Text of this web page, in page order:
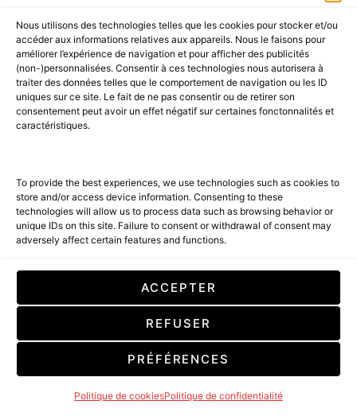
Nous utilisons des technologies telles que les cookies pour stocker et/ou
accéder aux informations relatives aux appareils. Nous le faisons pour
améliorer l’expérience de navigation et pour afficher des publicités
(non-)personnalisées. Consentir à ces technologies nous autorisera à
traiter des données telles que le comportement de navigation ou les ID
uniques sur ce site. Le fait de ne pas consentir ou de retirer son
consentement peut avoir un effet négatif sur certaines fonctonnalités et
caractéristiques.
To provide the best experiences, we use technologies such as cookies to
store and/or access device information. Consenting to these
technologies will allow us to process data such as browsing behavior or
unique IDs on this site. Failure to consent or withdrawal of consent may
adversely affect certain features and functions.
ACCEPTER
REFUSER
PRÉFÉRENCES
Politique de cookiesPolitique de confidentialité
THE RIGHT NUMBER MAGAZINE
NALENA INSPIRATIONS
BY RACKEL SELECTIONS
AMILCAR MAGAZINE & THE RIGHT MAGAZINE
ISSUE:
FNAC: Fnac subscription
CDISCOUNT: Subscription on Cdiscount
CLUB AMILCAR GROUP:
CLUB AMILCAR: Concierge & Luxury Shopping
AMILCAR LUXURY SELECTIONS – SHOPPING
AMILCAR TRAVEL by CLUB AMILCAR
AMILCAR SHOP GIFT CARD
Discover our brands in the windows of the Club